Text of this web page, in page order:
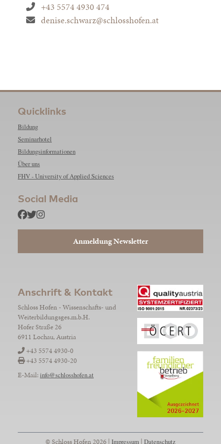
+43 5574 4930 474
denise.schwarz@schlosshofen.at
Quicklinks
Bildung
Seminarhotel
Bildungsinformationen
Über uns
FHV - University of Applied Sciences
Social Media
Anmeldung Newsletter
Anschrift & Kontakt
Schloss Hofen - Wissenschafts- und
Weiterbildungsges.m.b.H.
Hofer Straße 26
6911 Lochau, Austria
+43 5574 4930-0
+43 5574 4930-20
E-Mail: info@schlosshofen.at
© Schloss Hofen 2026 | Impressum | Datenschutz